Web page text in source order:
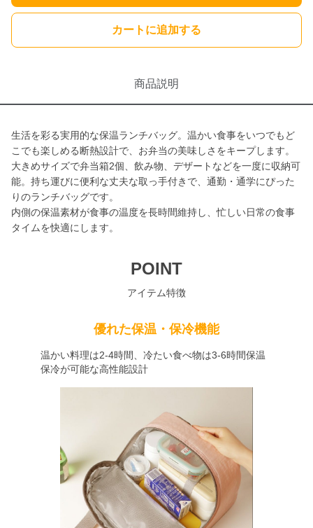
カートに追加する
商品説明
生活を彩る実用的な保温ランチバッグ。温かい食事をいつでもど
こでも楽しめる断熱設計で、お弁当の美味しさをキープします。
大きめサイズで弁当箱2個、飲み物、デザートなどを一度に収納可
能。持ち運びに便利な丈夫な取っ手付きで、通勤・通学にぴった
りのランチバッグです。
内側の保温素材が食事の温度を長時間維持し、忙しい日常の食事
タイムを快適にします。
POINT
アイテム特徴
優れた保温・保冷機能
温かい料理は2-4時間、冷たい食べ物は3-6時間保温
保冷が可能な高性能設計